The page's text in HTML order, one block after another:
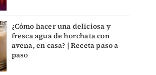
¿Cómo hacer una deliciosa y
fresca agua de horchata con
avena, en casa? | Receta paso a
paso